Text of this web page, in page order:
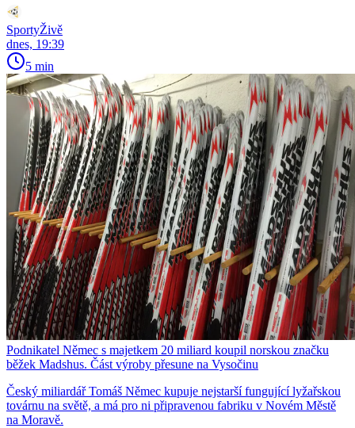
SportyŽivě
dnes, 19:39
5 min
Podnikatel Němec s majetkem 20 miliard koupil norskou značku
běžek Madshus. Část výroby přesune na Vysočinu
Český miliardář Tomáš Němec kupuje nejstarší fungující lyžařskou
továrnu na světě, a má pro ni připravenou fabriku v Novém Městě
na Moravě.